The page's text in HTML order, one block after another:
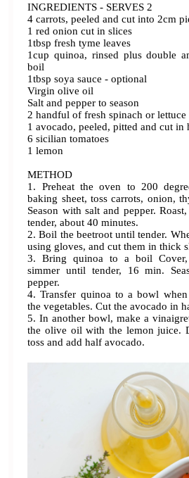
INGREDIENTS - SERVES 2
4 carrots, peeled and cut into 2cm
1 red onion cut in slices
1tbsp fresh tyme leaves
1cup quinoa, rinsed plus double
boil
1tbsp soya sauce - optional
Virgin olive oil
Salt and pepper to season
2 handful of fresh spinach or lettuce
1 avocado, peeled, pitted and cut in
6 sicilian tomatoes
1 lemon
METHOD
1. Preheat the oven to 200
baking sheet, toss carrots, onion,
Season with salt and pepper.
tender, about 40 minutes.
2. Boil the beetroot until tender.
using gloves, and cut them in thick
3. Bring quinoa to a boil Cover,
simmer until tender, 16 min.
pepper.
4. Transfer quinoa to a bowl
the vegetables. Cut the avocado in
5. In another bowl, make a
the olive oil with the lemon juice.
toss and add half avocado.